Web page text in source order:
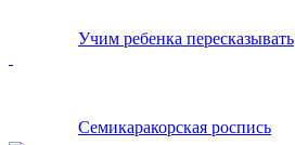
Учим ребенка пересказывать
Семикаракорская роспись